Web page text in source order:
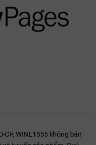
WINE1855 không bán